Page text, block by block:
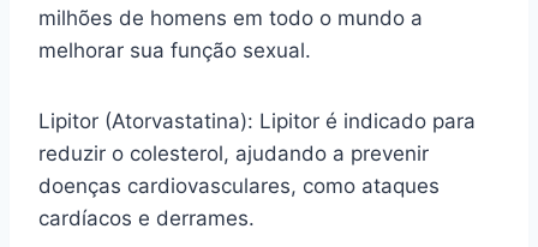
milhões de homens em todo o mundo a
melhorar sua função sexual.
Lipitor (Atorvastatina): Lipitor é indicado para
reduzir o colesterol, ajudando a prevenir
doenças cardiovasculares, como ataques
cardíacos e derrames.